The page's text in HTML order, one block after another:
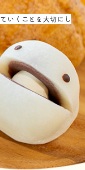
いくことを大切にし